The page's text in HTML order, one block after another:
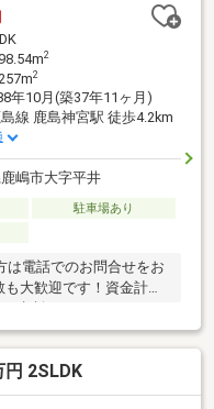
2
2
年10月(築37年11ヶ月)
島線 鹿島神宮駅 徒歩4.2km
嶋市大字平井
駐車場あり
電話でのお問合せをお
大歓迎です！資金計画
2SLDK